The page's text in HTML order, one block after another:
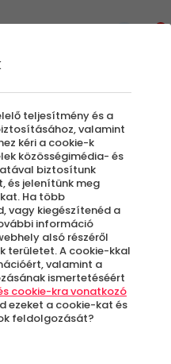
akár teljes
az előhívott
képeit vétek lenne
tárolni, hiszen az
megörökített
emlékké, ha
az ÉlményPláza
közül, hogy az
a szép emlékek
meg a pillanat
válaszd
teljesítmény és a
valamint
kéri a cookie-k
közösségimédia- és
biztosítunk
és jelenítünk meg
Ha több
vagy kiegészítenéd a
információ
alsó részéről
területet. A cookie-kkal
valamint a
ismertetéséért
cookie-kra vonatkozó
ezeket a cookie-kat és
feldolgozását?